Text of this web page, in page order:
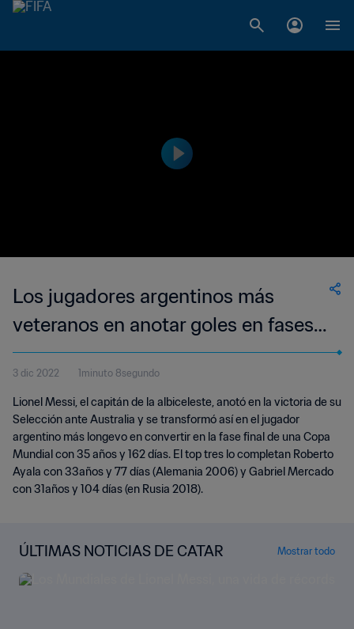
Los jugadores argentinos más
veteranos en anotar goles en fases
eliminatorias
3 dic 2022 1minuto 8segundo
Lionel Messi, el capitán de la albiceleste, anotó en la victoria de su
Selección ante Australia y se transformó así en el jugador
argentino más longevo en convertir en la fase final de una Copa
Mundial con 35 años y 162 días. El top tres lo completan Roberto
Ayala con 33años y 77 días (Alemania 2006) y Gabriel Mercado
con 31años y 104 días (en Rusia 2018).
ÚLTIMAS NOTICIAS DE CATAR Mostrar todo